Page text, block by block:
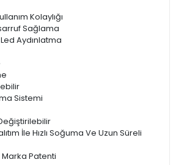
Kolaylığı
Sağlama
Aydınlatma
Sistemi
İle Hızlı Soğuma Ve Uzun Süreli
Marka Patenti